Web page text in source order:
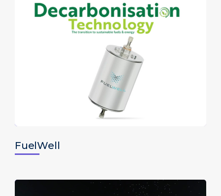
FuelWell